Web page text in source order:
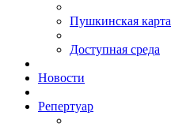
Пушкинская карта
Доступная среда
Новости
Репертуар